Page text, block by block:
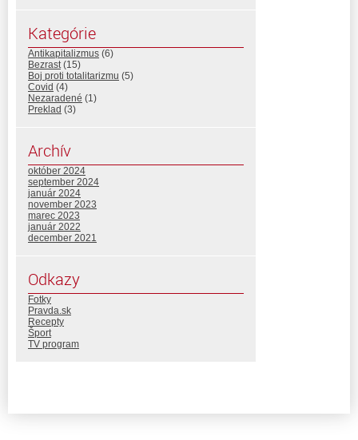
Kategórie
Antikapitalizmus (6)
Bezrast(15)
Boj proti totalitarizmu (5)
Covid (4)
Nezaradené (1)
Preklad (3)
Archív
október 2024
september 2024
január 2024
november 2023
marec 2023
január 2022
december 2021
Odkazy
Fotky
Pravda.sk
Recepty
Šport
TV program